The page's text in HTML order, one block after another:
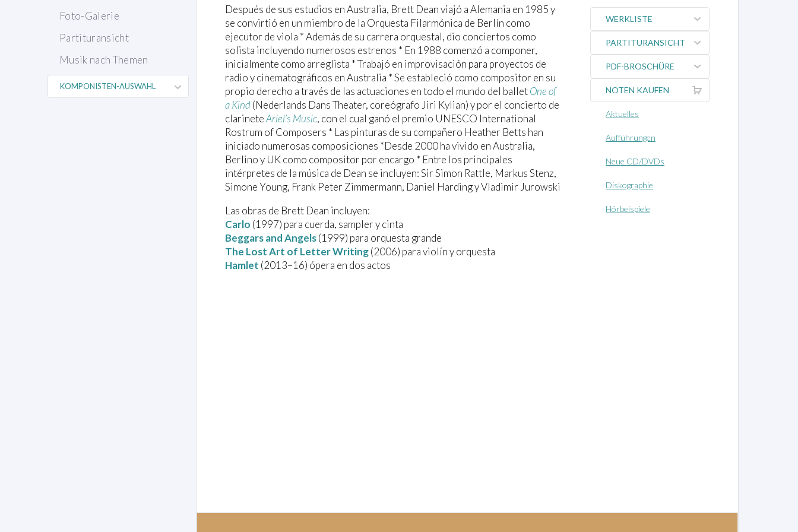
Foto-Galerie
Partituransicht
Musik nach Themen
Después de sus estudios en Australia, Brett Dean viajó a Alemania en 1985 y
se convirtió en un miembro de la Orquesta Filarmónica de Berlín como
ejecutor de viola * Además de su carrera orquestal, dio conciertos como
solista incluyendo numerosos estrenos * En 1988 comenzó a componer,
inicialmente como arreglista * Trabajó en improvisación para proyectos de
radio y cinematográficos en Australia * Se estableció como compositor en su
propio derecho a través de las actuaciones en todo el mundo del balletOne of
a Kind(Nederlands Dans Theater, coreógrafo Jiri Kylian) y por el concierto de
clarineteAriel’s Music, con el cual ganó el premio UNESCO International
Rostrum of Composers * Las pinturas de su compañero Heather Betts han
iniciado numerosas composiciones *Desde 2000 ha vivido en Australia,
Berlino y UK como compositor por encargo * Entre los principales
intérpretes de la música de Dean se incluyen: Sir Simon Rattle, Markus Stenz,
Simone Young, Frank Peter Zimmermann, Daniel Harding y Vladimir Jurowski
Las obras de Brett Dean incluyen:
Carlo (1997) para cuerda, sampler y cinta
Beggars and Angels(1999) para orquesta grande
The Lost Art of Letter Writing(2006) para violín y orquesta
Hamlet (2013–16) ópera en dos actos
WERKLISTE
PARTITURANSICHT
PDF-BROSCHÜRE
NOTEN KAUFEN
Aktuelles
Aufführungen
Neue CD/DVDs
Diskographie
Hörbeispiele